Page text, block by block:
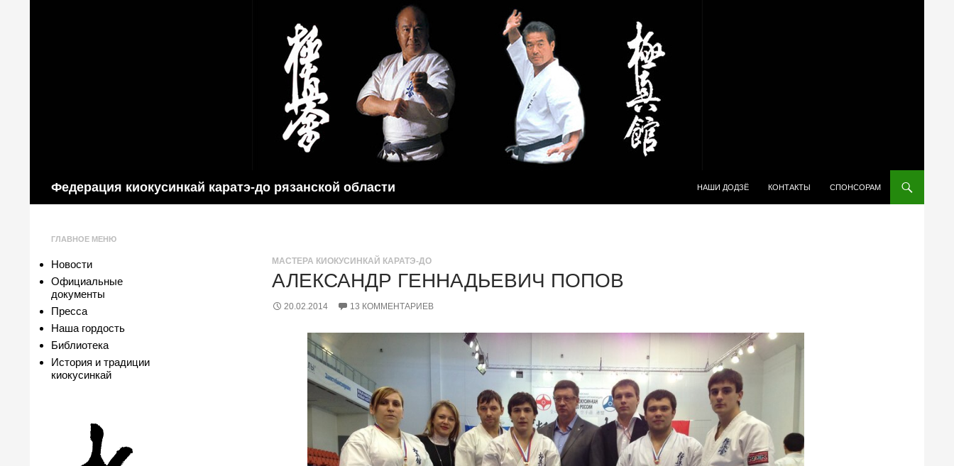
Федерация киокусинкай каратэ-до рязанской области
НАШИ ДОДЗЁ
КОНТАКТЫ СПОНСОРАМ
МАСТЕРА КИОКУСИНКАЙ КАРАТЭ-ДО
АЛЕКСАНДР ГЕННАДЬЕВИЧ ПОПОВ
20.02.2014 13 КОММЕНТАРИЕВ
ГЛАВНОЕ МЕНЮ
Новости
Официальные
документы
Пресса
Наша гордость
Библиотека
История и традиции
киокусинкай